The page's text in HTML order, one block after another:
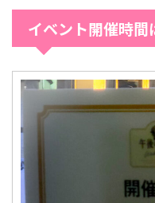
イベント開催時